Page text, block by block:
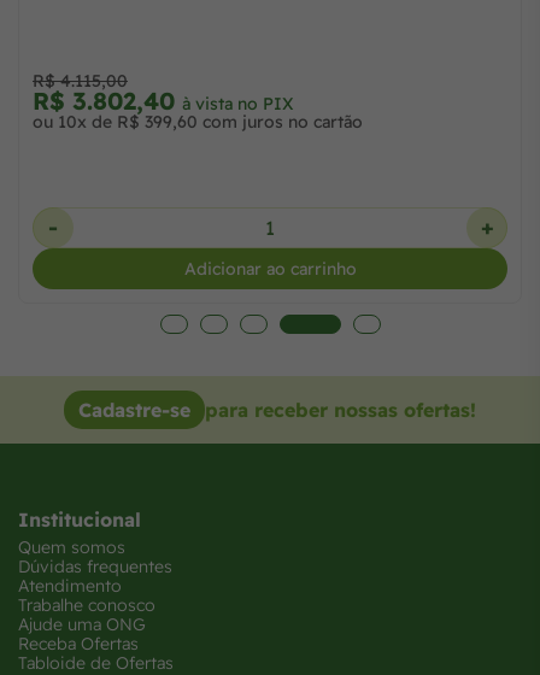
+
R$ 4.115,00
R$ 3.802,40 à vista no PIX
ou 10x de R$ 399,60 com juros no cartão
Adicionar ao carrinho
Cadastre-se para receber nossas ofertas!
Institucional
Quem somos
Dúvidas frequentes
Atendimento
Trabalhe conosco
Ajude uma ONG
Receba Ofertas
Tabloide de Ofertas